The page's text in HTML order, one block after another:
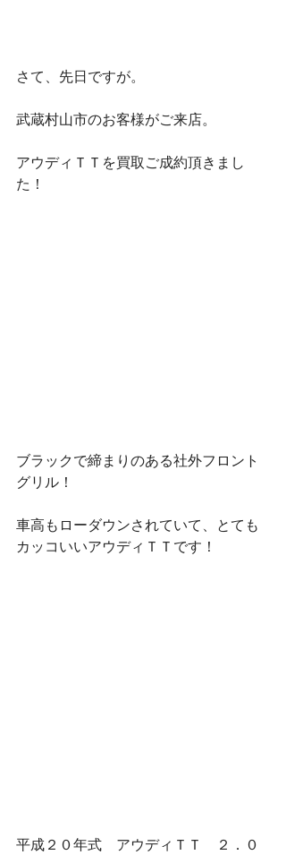
さて、先日ですが。
武蔵村山市のお客様がご来店。
アウディＴＴを買取ご成約頂きまし
た！
ブラックで締まりのある社外フロント
グリル！
車高もローダウンされていて、とても
カッコいいアウディＴＴです！
平成２０年式　アウディＴＴ　２．０